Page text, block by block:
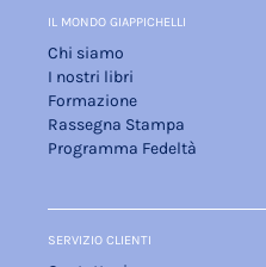
IL MONDO GIAPPICHELLI
Chi siamo
I nostri libri
Formazione
Rassegna Stampa
Programma Fedeltà
SERVIZIO CLIENTI